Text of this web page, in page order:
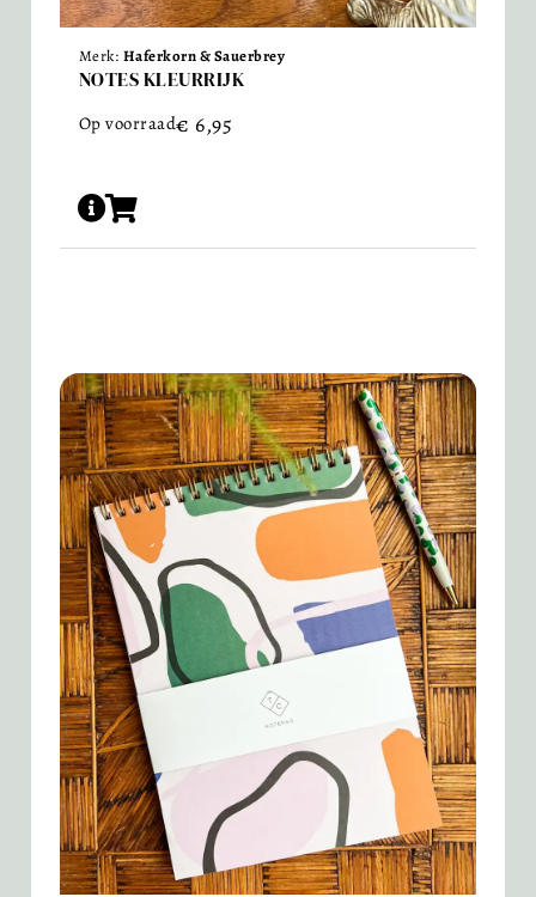
Merk: Haferkorn & Sauerbrey
NOTES KLEURRIJK
Op voorraad€ 6,95